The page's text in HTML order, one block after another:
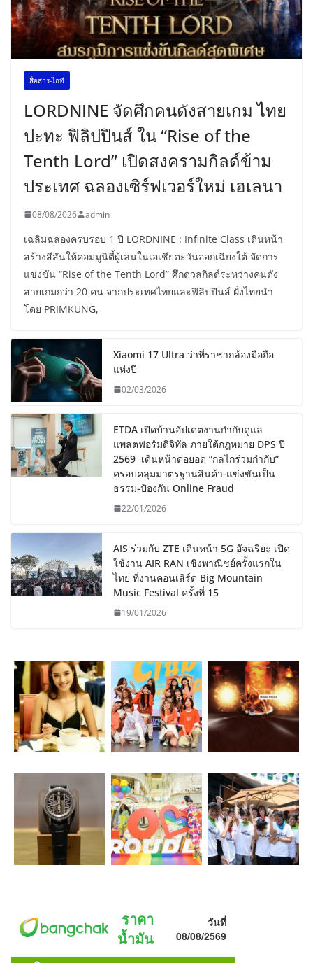
สื่อสาร-ไอที
LORDNINE จัดศึกคนดังสายเกม ไทย
ปะทะ ฟิลิปปินส์ ใน “Rise of the
Tenth Lord” เปิดสงครามกิลด์ข้าม
ประเทศ ฉลองเซิร์ฟเวอร์ใหม่ เฮเลนา
08/08/2026 admin
เฉลิมฉลองครบรอบ 1 ปี LORDNINE : Infinite Class เดินหน้า
สร้างสีสันให้คอมมูนิตี้ผู้เล่นในเอเชียตะวันออกเฉียงใต้ จัดการ
แข่งขัน “Rise of the Tenth Lord” ศึกดวลกิลด์ระหว่างคนดัง
สายเกมกว่า 20 คน จากประเทศไทยและฟิลิปปินส์ ฝั่งไทยนำ
โดย PRIMKUNG,
Xiaomi 17 Ultra ว่าที่ราชากล้องมือถือ
แห่งปี
02/03/2026
ETDA เปิดบ้านอัปเดตงานกำกับดูแล
แพลตฟอร์มดิจิทัล ภายใต้กฎหมาย DPS ปี
2569 เดินหน้าต่อยอด “กลไกร่วมกำกับ”
ครอบคลุมมาตรฐานสินค้า-แข่งขันเป็น
ธรรม-ป้องกัน Online Fraud
22/01/2026
AIS ร่วมกับ ZTE เดินหน้า 5G อัจฉริยะ เปิด
ใช้งาน AIR RAN เชิงพาณิชย์ครั้งแรกใน
ไทย ที่งานคอนเสิร์ต Big Mountain
Music Festival ครั้งที่ 15
19/01/2026